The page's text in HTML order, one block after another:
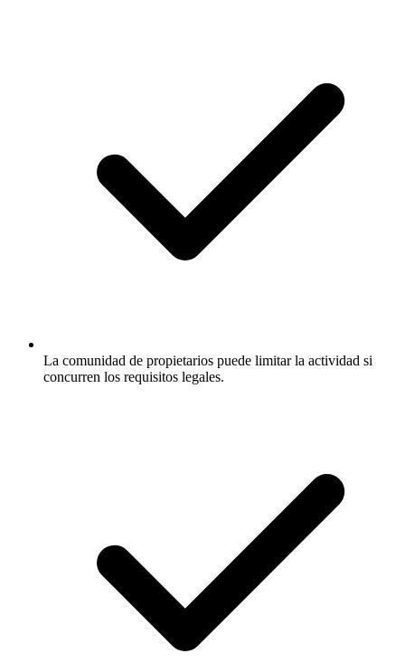
La comunidad de propietarios puede limitar la actividad si
concurren los requisitos legales.